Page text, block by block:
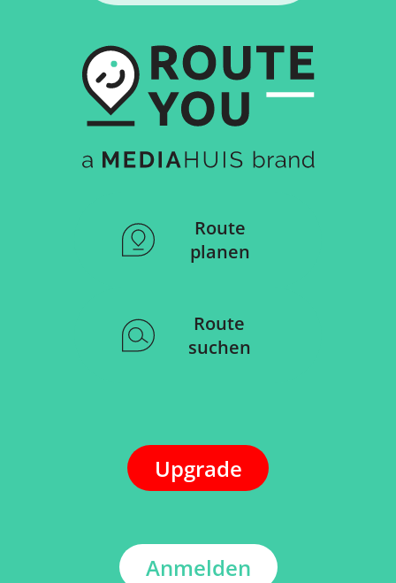
Route
planen
Route
suchen
Upgrade
Anmelden